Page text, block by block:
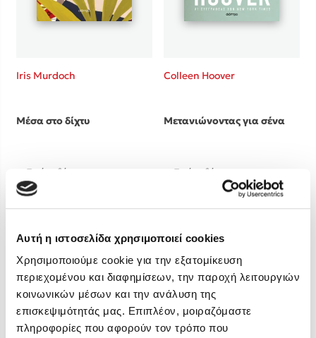
Αυτή η ιστοσελίδα χρησιμοποιεί cookies
Χρησιμοποιούμε cookie για την εξατομίκευση
περιεχομένου και διαφημίσεων, την παροχή λειτουργιών
κοινωνικών μέσων και την ανάλυση της
επισκεψιμότητάς μας. Επιπλέον, μοιραζόμαστε
πληροφορίες που αφορούν τον τρόπο που
Iris Murdoch
Μέσα στο δίχτυ
Τιμή εκδότη
Τιμή dioptra.gr
Colleen Hoover
Μετανιώνοντας για σένα
Τιμή εκδότη
Τιμή dioptra.gr 15.93€